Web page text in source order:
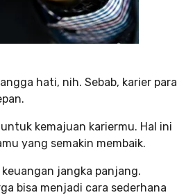
hati, nih. Sebab, karier para
kemajuan kariermu. Hal ini
yang semakin membaik.
jangka panjang.
bisa menjadi cara sederhana